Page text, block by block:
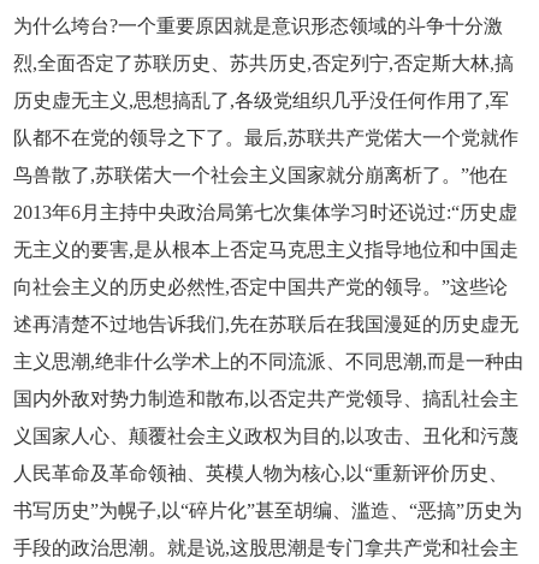
为什么垮台?一个重要原因就是意识形态领域的斗争十分激
烈,全面否定了苏联历史、苏共历史,否定列宁,否定斯大林,搞
历史虚无主义,思想搞乱了,各级党组织几乎没任何作用了,军
队都不在党的领导之下了。最后,苏联共产党偌大一个党就作
鸟兽散了,苏联偌大一个社会主义国家就分崩离析了。”他在
2013年6月主持中央政治局第七次集体学习时还说过:“历史虚
无主义的要害,是从根本上否定马克思主义指导地位和中国走
向社会主义的历史必然性,否定中国共产党的领导。”这些论
述再清楚不过地告诉我们,先在苏联后在我国漫延的历史虚无
主义思潮,绝非什么学术上的不同流派、不同思潮,而是一种由
国内外敌对势力制造和散布,以否定共产党领导、搞乱社会主
义国家人心、颠覆社会主义政权为目的,以攻击、丑化和污蔑
人民革命及革命领袖、英模人物为核心,以“重新评价历史、
书写历史”为幌子,以“碎片化”甚至胡编、滥造、“恶搞”历史为
手段的政治思潮。就是说,这股思潮是专门拿共产党和社会主